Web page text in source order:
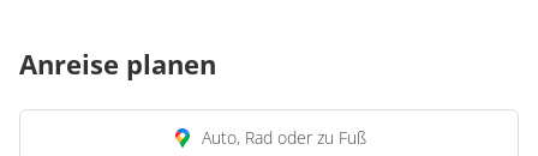
Anreise planen
Auto, Rad oder zu Fuß